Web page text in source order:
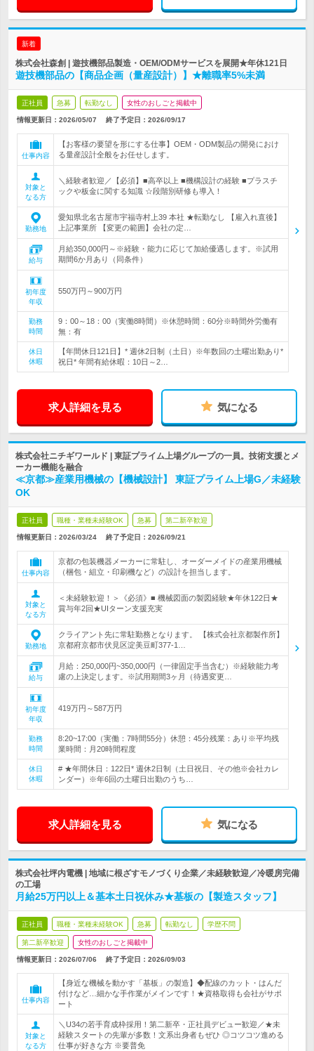
新着
株式会社森創 | 遊技機部品製造・OEM/ODMサービスを展開★年休121日
遊技機部品の【商品企画（量産設計）】★離職率5%未満
正社員 急募 転勤なし 女性のおしごと掲載中
情報更新日：2026/05/07 終了予定日： 2026/09/17
仕事内容
【お客様の要望を形にする仕事】OEM・ODM製品の開発におけ
る量産設計全般をお任せします。
対象と
なる方
＼経験者歓迎／【必須】■高卒以上 ■機構設計の経験 ■プラスチ
ックや板金に関する知識 ☆段階別研修も導入！
勤務地
愛知県北名古屋市宇福寺村上39 本社 ★転勤なし 【雇入れ直後】
上記事業所 【変更の範囲】会社の定…
給与
月給350,000円～※経験・能力に応じて加給優遇します。※試用
期間6か月あり（同条件）
初年度
年収
550万円～900万円
勤務
時間
9：00～18：00（実働8時間）※休憩時間：60分※時間外労働有
無：有
休日
休暇
【年間休日121日】* 週休2日制（土日）※年数回の土曜出勤あり*
祝日* 年間有給休暇：10日～2…
求人詳細を見る 気になる
株式会社ニチギワールド | 東証プライム上場グループの一員。技術支援とメ
ーカー機能を融合
≪京都≫産業用機械の【機械設計】 東証プライム上場G／未経験
OK
正社員 職種・業種未経験OK 急募 第二新卒歓迎
情報更新日：2026/03/24 終了予定日： 2026/09/21
仕事内容
京都の包装機器メーカーに常駐し、オーダーメイドの産業用機械
（梱包・組立・印刷機など）の設計を担当します。
対象と
なる方
＜未経験歓迎！＞《必須》■ 機械図面の製図経験★年休122日★
賞与年2回★UIターン支援充実
勤務地
クライアント先に常駐勤務となります。 【株式会社京都製作所】
京都府京都市伏見区淀美豆町377-1…
給与
月給：250,000円~350,000円（一律固定手当含む）※経験能力考
慮の上決定します。※試用期間3ヶ月（待遇変更…
初年度
年収
419万円～587万円
勤務
時間
8:20~17:00（実働：7時間55分）休憩：45分残業：あり※平均残
業時間：月20時間程度
休日
休暇
# ★年間休日：122日* 週休2日制（土日祝日、その他※会社カレ
ンダー）※年6回の土曜日出勤のうち…
求人詳細を見る 気になる
株式会社坪内電機 | 地域に根ざすモノづくり企業／未経験歓迎／冷暖房完備
の工場
月給25万円以上＆基本土日祝休み★基板の【製造スタッフ】
正社員 職種・業種未経験OK 急募 転勤なし 学歴不問
第二新卒歓迎 女性のおしごと掲載中
情報更新日：2026/07/06 終了予定日： 2026/09/03
仕事内容
【身近な機械を動かす「基板」の製造】◆配線のカット・はんだ
付けなど…細かな手作業がメインです！★資格取得も会社がサポ
ート
対象と
なる方
＼U34の若手育成枠採用！第二新卒・正社員デビュー歓迎／★未
経験スタートの先輩が多数！文系出身者もぜひ ◎コツコツ進める
仕事が好きな方 ※要普免